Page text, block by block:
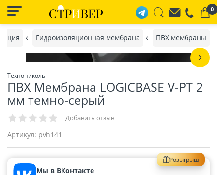
0
Гидроизоляционная мембрана ПВХ мембраны
Технониколь
ПВХ Мембрана LOGICBASE V-PT 2
мм темно-серый
Добавить отзыв
Артикул: pvh141
Розыгрыш
Мы в ВКонтакте